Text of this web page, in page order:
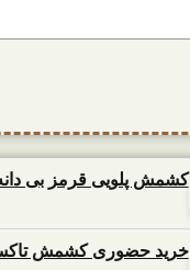
کشمش پلویی قرمز بی
خرید حضوری کشمش